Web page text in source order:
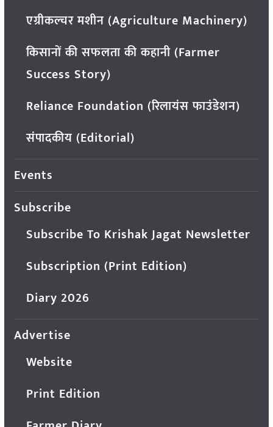
एग्रीकल्चर मशीन (Agriculture Machinery)
किसानों की सफलता की कहानी (Farmer
Success Story)
Reliance Foundation (रिलायंस फाउंडेशन)
संपादकीय (Editorial)
Events
Subscribe
Subscribe To Krishak Jagat Newsletter
Subscription (Print Edition)
Diary 2026
Advertise
Website
Print Edition